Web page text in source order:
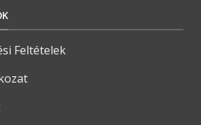
Feltételek